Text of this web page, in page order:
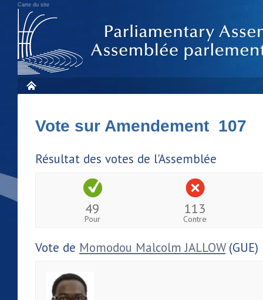
Carte du site
Vote sur Amendement 107
Résultat des votes de l'Assemblée
49
Pour
113
Contre
Vote de Momodou Malcolm JALLOW(GUE)